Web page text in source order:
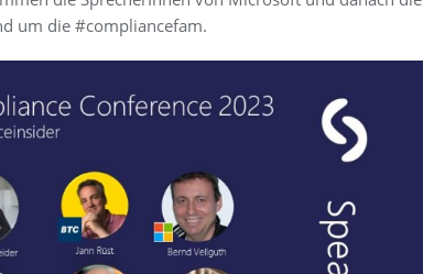
um die #compliancefam.